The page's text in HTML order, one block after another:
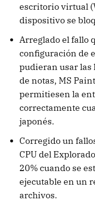
escritorio virtual
dispositivo se
Arreglado el fallo
configuración de
pudieran usar las
de notas, MS
permitiesen la
correctamente
japonés.
Corregido un
CPU del
20% cuando se
ejecutable en un
archivos.